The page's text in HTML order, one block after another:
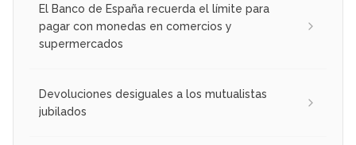
El Banco de España recuerda el límite para
pagar con monedas en comercios y
supermercados
Devoluciones desiguales a los mutualistas
jubilados